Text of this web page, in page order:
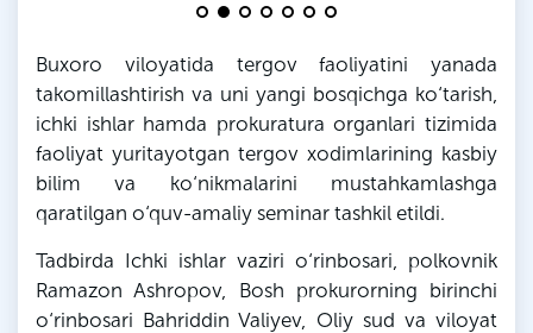
Buxoro viloyatida tergov faoliyatini yanada
takomillashtirish va uni yangi bosqichga ko‘tarish,
ichki ishlar hamda prokuratura organlari tizimida
faoliyat yuritayotgan tergov xodimlarining kasbiy
bilim va ko‘nikmalarini mustahkamlashga
qaratilgan o‘quv-amaliy seminar tashkil etildi.
Tadbirda Ichki ishlar vaziri o‘rinbosari, polkovnik
Ramazon Ashropov, Bosh prokurorning birinchi
o‘rinbosari Bahriddin Valiyev, Oliy sud va viloyat